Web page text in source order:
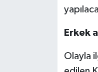
Erkek
Olayla